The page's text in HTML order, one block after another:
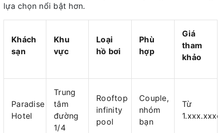
lựa chọn nổi bật hơn.
Khách
sạn
Khu
vực
Loại
hồ bơi
Phù
hợp
Giá
tham
khảo
Paradise
Hotel
Trung
tâm
đường
1/4
Rooftop
infinity
pool
Couple,
nhóm
bạn
Từ